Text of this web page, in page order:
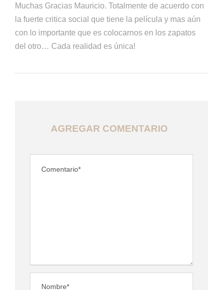
Muchas Gracias Mauricio. Totalmente de acuerdo con
la fuerte critica social que tiene la película y mas aún
con lo importante que es colocarnos en los zapatos
del otro… Cada realidad es única!
AGREGAR COMENTARIO